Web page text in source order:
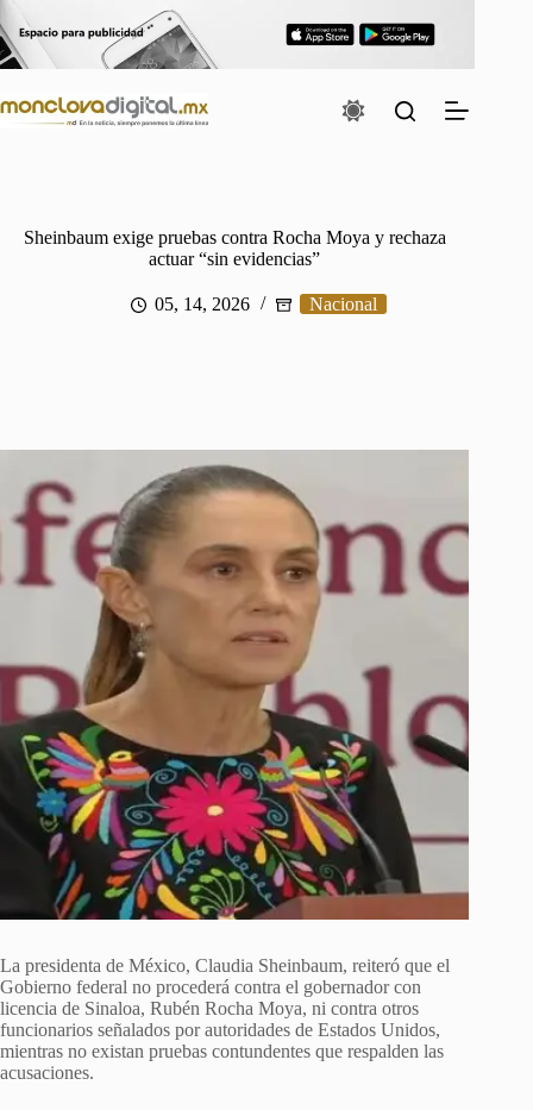
al
contenido
Sheinbaum exige pruebas contra Rocha Moya y rechaza
actuar “sin evidencias”
05, 14, 2026 Nacional
La presidenta de México, Claudia Sheinbaum, reiteró que el
Gobierno federal no procederá contra el gobernador con
licencia de Sinaloa, Rubén Rocha Moya, ni contra otros
funcionarios señalados por autoridades de Estados Unidos,
mientras no existan pruebas contundentes que respalden las
acusaciones.